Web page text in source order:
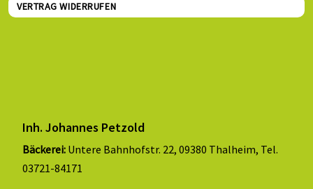
VERTRAG WIDERRUFEN
Inh. Johannes Petzold
Bäckerei: Untere Bahnhofstr. 22, 09380 Thalheim, Tel.
03721-84171